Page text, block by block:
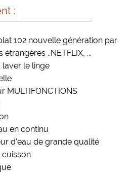
:
102 nouvelle génération par
étrangères ..NETFLIX, ...
le linge
MULTIFONCTIONS
en continu
d'eau de grande qualité